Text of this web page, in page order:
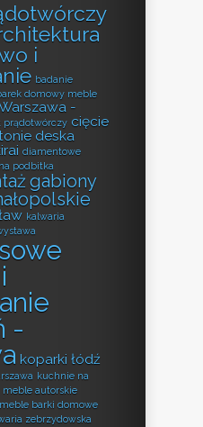
i
badanie
domowy meble
-
prądotwórczy cięcie
deska
diamentowe
podbitka
gabiony
kalwaria
-
koparki łódź
kuchnie na
meble autorskie
meble barki domowe
zebrzydowska